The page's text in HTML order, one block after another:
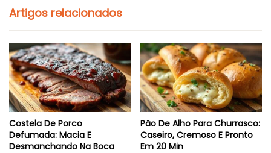
Artigos relacionados
Costela De Porco
Defumada: Macia E
Desmanchando Na Boca
Pão De Alho Para Churrasco:
Caseiro, Cremoso E Pronto
Em 20 Min